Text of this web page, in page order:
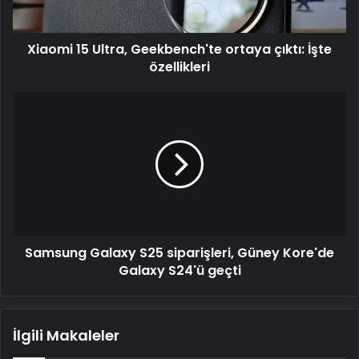
özellikleri
Xiaomi 15 Ultra, Geekbench'te ortaya çıktı: İşte
özellikleri
Samsung Galaxy S25 siparişleri, Güney Kore'de
Galaxy S24'ü geçti
İlgili Makaleler